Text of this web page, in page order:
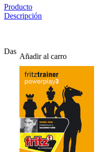
Producto
Descripción
Añadir al carro
Das